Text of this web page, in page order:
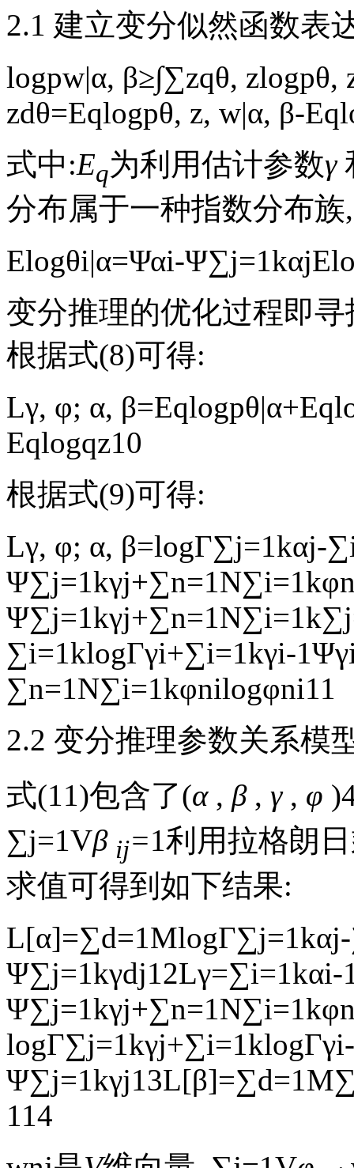
2.1 建立变分似然函数表
logpw|α, β≥∫∑zqθ, zlogpθ,
zdθ=Eqlogpθ, z, w|α, β-Eq
式中:Eq为利用估计参数γ
分布属于一种指数分布
Elogθi|α=Ψαi-Ψ∑j=1kαjE
变分推理的优化过程即寻
根据式(8)可得:
Lγ, φ; α, β=Eqlogpθ|α+Eq
Eqlogqz10
根据式(9)可得:
Lγ, φ; α, β=logΓ∑j=1kαj-∑
Ψ∑j=1kγj+∑n=1N∑i=1kφ
Ψ∑j=1kγj+∑n=1N∑i=1k∑j
∑i=1klogΓγi+∑i=1kγi-1Ψγ
∑n=1N∑i=1kφnilogφni11
2.2 变分推理参数关系模
式(11)包含了(α , β , γ , φ
∑j=1Vβ ij=1利用拉格朗
求值可得到如下结果:
L[α]=∑d=1MlogΓ∑j=1kαj-
Ψ∑j=1kγdj12Lγ=∑i=1kαi-
Ψ∑j=1kγj+∑n=1N∑i=1kφ
logΓ∑j=1kγj+∑i=1klogΓγi-
Ψ∑j=1kγj13L[β]=∑d=1M
114